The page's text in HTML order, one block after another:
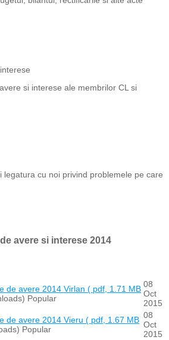
si interese ale membrilor CL si
legatura cu noi privind problemele pe care
avere si interese 2014
de avere 2014 Virlan ( pdf, 1.71 MB
Popular
08
Oct
2015
de avere 2014 Vieru ( pdf, 1.67 MB
Popular
08
Oct
2015